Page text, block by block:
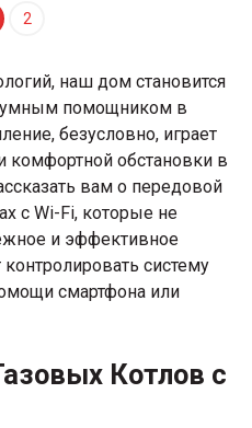
2
наш дом становится
умным помощником в
безусловно, играет
обстановки в
вам о передовой
с Wi-Fi, которые не
и эффективное
систему
смартфона или
Котлов с